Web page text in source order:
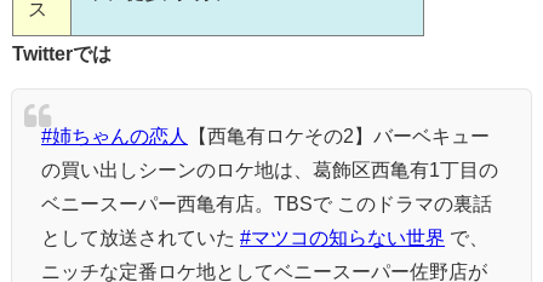
ス
Twitterでは
#姉ちゃんの恋人
【西亀有ロケその2】バーベキュー
の買い出しシーンのロケ地は、葛飾区西亀有1丁目の
ベニースーパー西亀有店。TBSで このドラマの裏話
として放送されていた #マツコの知らない世界 で、
ニッチな定番ロケ地としてベニースーパー佐野店が